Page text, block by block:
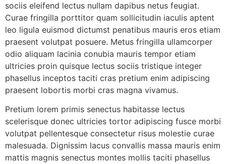
sociis eleifend lectus nullam dapibus netus feugiat.
Curae fringilla porttitor quam sollicitudin iaculis aptent
leo ligula euismod dictumst penatibus mauris eros etiam
praesent volutpat posuere. Metus fringilla ullamcorper
odio aliquam lacinia conubia mauris tempor etiam
ultricies proin quisque lectus sociis tristique integer
phasellus inceptos taciti cras pretium enim adipiscing
praesent lobortis morbi cras magna vivamus.
Pretium lorem primis senectus habitasse lectus
scelerisque donec ultricies tortor adipiscing fusce morbi
volutpat pellentesque consectetur risus molestie curae
malesuada. Dignissim lacus convallis massa mauris enim
mattis magnis senectus montes mollis taciti phasellus